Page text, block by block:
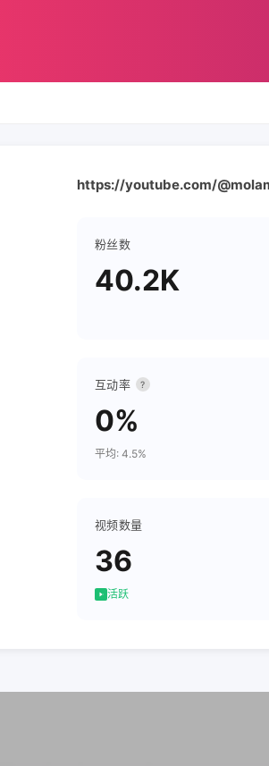
https://youtube.com/
粉丝数
40.2K
互动率 ?
0%
平均: 4.5%
视频数量
36
活跃